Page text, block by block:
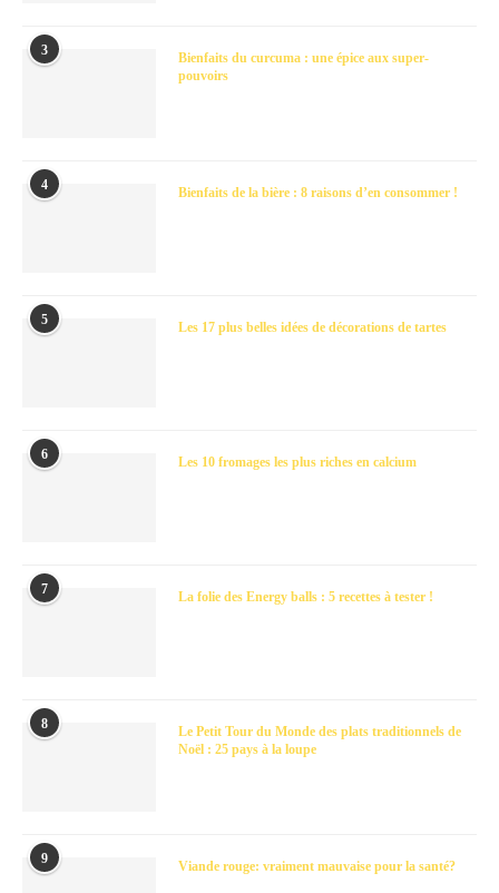
3
Bienfaits du curcuma : une épice aux super-
pouvoirs
4 Bienfaits de la bière : 8 raisons d’en consommer !
5 Les 17 plus belles idées de décorations de tartes
6 Les 10 fromages les plus riches en calcium
7 La folie des Energy balls : 5 recettes à tester !
8
Le Petit Tour du Monde des plats traditionnels de
Noël : 25 pays à la loupe
9 Viande rouge: vraiment mauvaise pour la santé?